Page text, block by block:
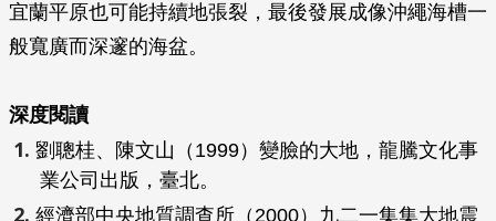
宜蘭平原也可能持續地張裂，最後發展成像沖繩海槽一
般寬廣而深邃的海盆。
深度閱讀
劉聰桂、陳文山（1999）變臉的大地，龍騰文化事
業公司出版，臺北。
經濟部中央地質調查所（2000）九二一集集大地震